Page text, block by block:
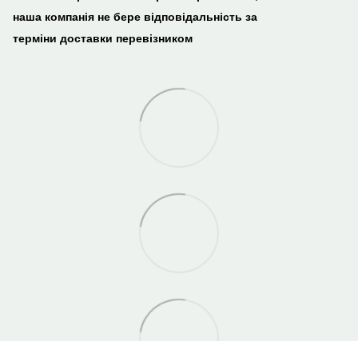
наша компанія не бере відповідальність за
терміни доставки перевізником